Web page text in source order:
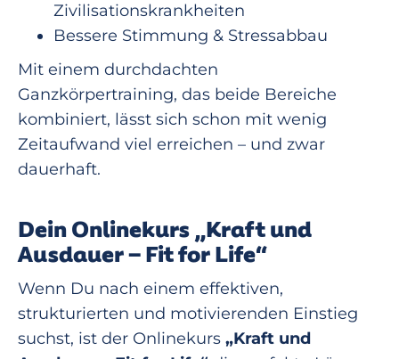
Zivilisationskrankheiten
Bessere Stimmung & Stressabbau
Mit einem durchdachten
Ganzkörpertraining, das beide Bereiche
kombiniert, lässt sich schon mit wenig
Zeitaufwand viel erreichen – und zwar
dauerhaft.
Dein Onlinekurs „Kraft und
Ausdauer – Fit for Life“
Wenn Du nach einem effektiven,
strukturierten und motivierenden Einstieg
suchst, ist der Onlinekurs „Kraft und